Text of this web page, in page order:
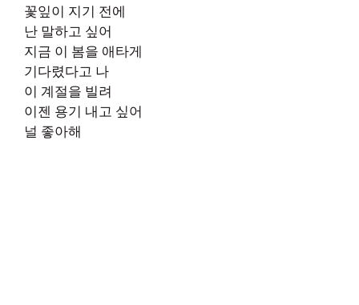
꽃잎이 지기 전에
난 말하고 싶어
지금 이 봄을 애타게
기다렸다고 나
이 계절을 빌려
이젠 용기 내고 싶어
널 좋아해